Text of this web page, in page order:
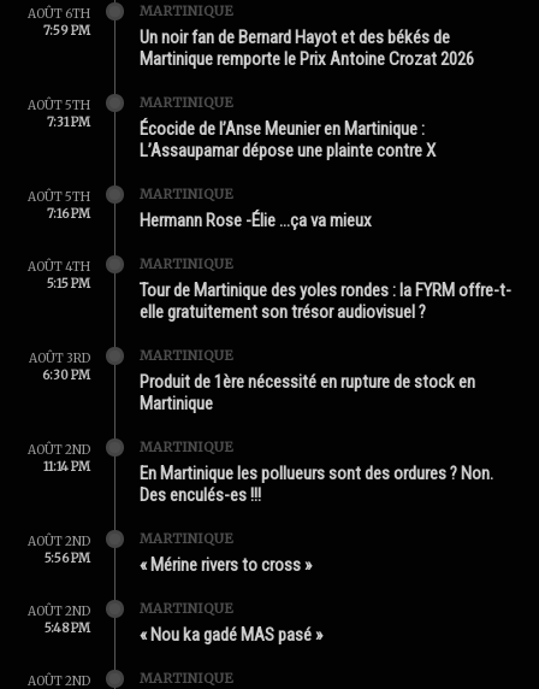
AOÛT 6TH
7:59 PM
MARTINIQUE
Un noir fan de Bernard Hayot et des békés de
Martinique remporte le Prix Antoine Crozat 2026
AOÛT 5TH
7:31 PM
MARTINIQUE
Écocide de l’Anse Meunier en Martinique :
L’Assaupamar dépose une plainte contre X
AOÛT 5TH
7:16 PM
MARTINIQUE
Hermann Rose -Élie …ça va mieux
AOÛT 4TH
5:15 PM
MARTINIQUE
Tour de Martinique des yoles rondes : la FYRM offre-t-
elle gratuitement son trésor audiovisuel ?
AOÛT 3RD
6:30 PM
MARTINIQUE
Produit de 1ère nécessité en rupture de stock en
Martinique
AOÛT 2ND
11:14 PM
MARTINIQUE
En Martinique les pollueurs sont des ordures ? Non.
Des enculés-es !!!
AOÛT 2ND
5:56 PM
MARTINIQUE
« Mérine rivers to cross »
AOÛT 2ND
5:48 PM
MARTINIQUE
« Nou ka gadé MAS pasé »
AOÛT 2ND MARTINIQUE